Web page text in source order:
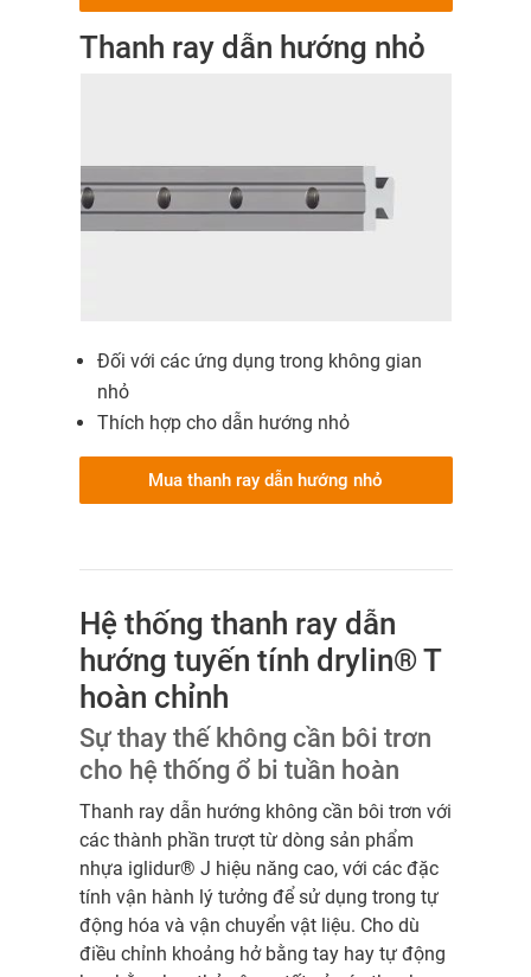
Thanh ray dẫn hướng nhỏ
Đối với các ứng dụng trong không gian
nhỏ
Thích hợp cho dẫn hướng nhỏ
Mua thanh ray dẫn hướng nhỏ
Hệ thống thanh ray dẫn
hướng tuyến tính drylin® T
hoàn chỉnh
Sự thay thế không cần bôi trơn
cho hệ thống ổ bi tuần hoàn
Thanh ray dẫn hướng không cần bôi trơn với
các thành phần trượt từ dòng sản phẩm
nhựa iglidur® J hiệu năng cao, với các đặc
tính vận hành lý tưởng để sử dụng trong tự
động hóa và vận chuyển vật liệu. Cho dù
điều chỉnh khoảng hở bằng tay hay tự động